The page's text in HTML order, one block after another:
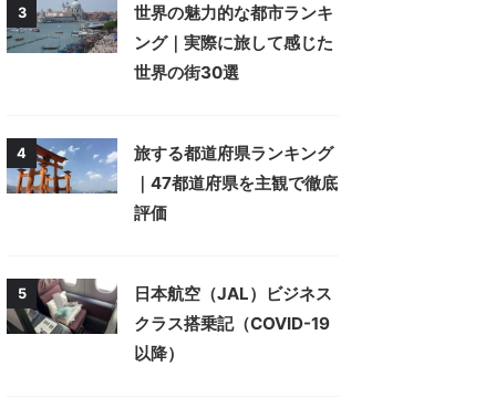
3
世界の魅力的な都市ランキ
ング｜実際に旅して感じた
世界の街30選
4
旅する都道府県ランキング
｜47都道府県を主観で徹底
評価
5
日本航空（JAL）ビジネス
クラス搭乗記（COVID-19
以降）